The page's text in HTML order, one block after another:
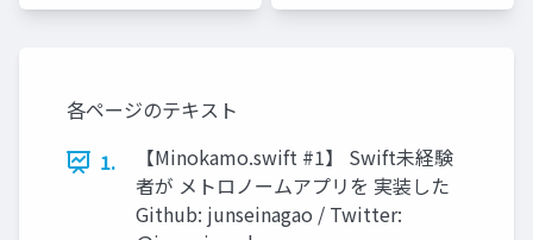
各ページのテキスト
1.
【Minokamo.swift #1】 Swift未経験
者が メトロノームアプリを 実装した
Github: junseinagao / Twitter: